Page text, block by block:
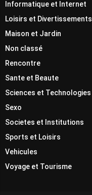
Informatique et Internet
Loisirs et Divertissements
Maison et Jardin
Non classé
Rencontre
Sante et Beaute
Sciences et Technologies
Sexo
Societes et Institutions
Sports et Loisirs
Vehicules
Voyage et Tourisme